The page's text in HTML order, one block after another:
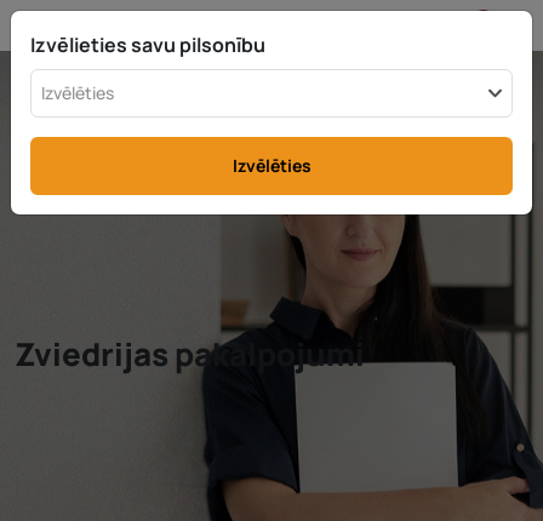
Zviedrijas pakalpojumi
Izvēlieties savu pilsonību
Izvēlēties
Izvēlēties